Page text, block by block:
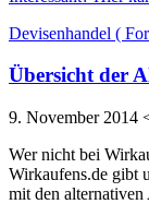
Devisenhandel (
Übersicht der
9. November 2014
Wer nicht bei
Wirkaufens.de gibt
mit den